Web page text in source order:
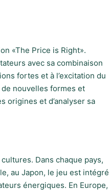
«The Price is Right».
avec sa combinaison
fortes et à l’excitation du
de nouvelles formes et
origines et d’analyser sa
Dans chaque pays,
au Japon, le jeu est intégré
énergiques. En Europe,